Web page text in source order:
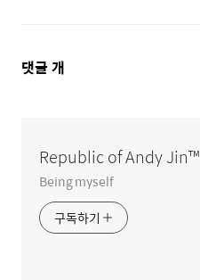
댓
댓글 개
Republic of Andy Jin™
Being myself
구독하기